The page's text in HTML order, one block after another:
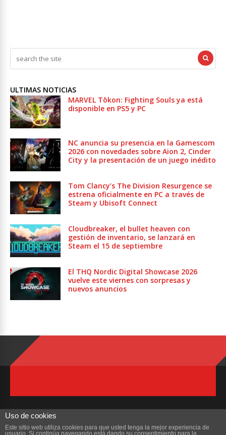
ULTIMAS NOTICIAS
MARVEL Tōkon: Fighting Souls ya está
disponible en PS5 y PC
NC anuncia su presencia en la Gamescom
2026 con novedades sobre Aion 2, Cinder
City y la presentación de un juego inédito
Tom Clancy’s The Division Resurgence se
estrena oficialmente en PC a través de
Steam y Ubisoft Connect
Cloudbreaker, el bullet heaven con
gestión de inventario, se lanzará en
Steam el 15 de septiembre
El THQ Nordic Digital Showcase 2026
vuelve este viernes con sorpresas y
nuevos anuncios
Uso de cookies
Este sitio web utiliza cookies para que usted tenga la mejor experiencia de
usuario. Si continúa navegando está dando su consentimiento para la